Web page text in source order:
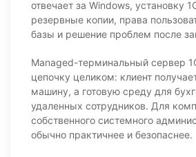
отвечает за Windows, установку
резервные копии, права
базы и решение проблем после
Managed-терминальный сервер
цепочку целиком: клиент
машину, а готовую среду для
удаленных сотрудников. Для
собственного системного
обычно практичнее и безопаснее.